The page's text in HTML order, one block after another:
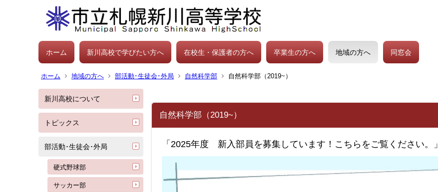
ホーム 新川高校で学びたい方へ 在校生・保護者の方へ 卒業生の方へ 地域の方へ 同窓会
ホーム 地域の方へ 部活動･生徒会･外局 自然科学部 自然科学部（2019~）
新川高校について
トピックス
部活動･生徒会･外局
硬式野球部
サッカー部
自然科学部（2019~）
「 2025年度 新入部員を募集しています！こちらをご覧ください。」